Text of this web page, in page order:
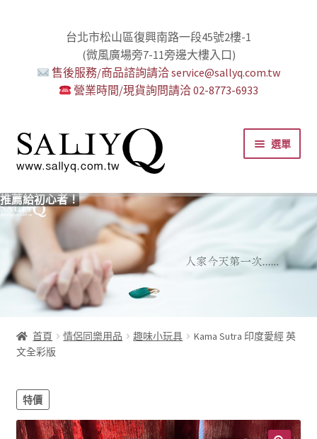
台北市松山區復興南路一段45號2樓-1
(微風廣場旁7-11旁邊大樓入口)
售後服務/商品諮詢請洽 service@sallyq.com.tw
營業時間/現貨詢問請洽 02-8773-6933
跳
至
導
列
跳
至
主
內
容
選單
推薦給初心者！
用藥三分毒！
絕對拘束、絕對快感！
野外調教專區請點我！
零卡分期小額支付!
高潮小哥哥！
免下車也可以購物！
時尚真皮Ｋ金手腳環+短鏈
K金綺娜情趣時尚組
嘗試輕柔的SM，你要一起嗎？
Bess2 買1送4毫無冷場！
免洗潤滑 快適生活提案者
小兔乳夾 遠端遙控想壞壞！
雙悅彎 建立你的多重高潮宇宙！
蜜穴攪拌棒 瞄準性感的私密區域
男人，也該犒賞自己了！
門市消費送時尚收納包
出貨調整公告
人氣男優情慾寫真
SallyQ老師客製化語音服務
首頁 情侶同樂用品 趣味小玩具
Kama Sutra 印度愛經 英
文全彩版
特價